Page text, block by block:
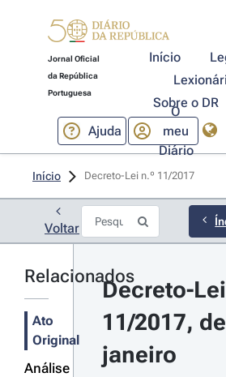
Jornal Oficial
da República
Portuguesa
Início
Sobre o DR
Ajuda
O
meu
Diário
Início Decreto-Lei n.º 11/2017
Voltar
Relacionados
Ato
Original
Análise
Decreto-
11/2017,
janeiro